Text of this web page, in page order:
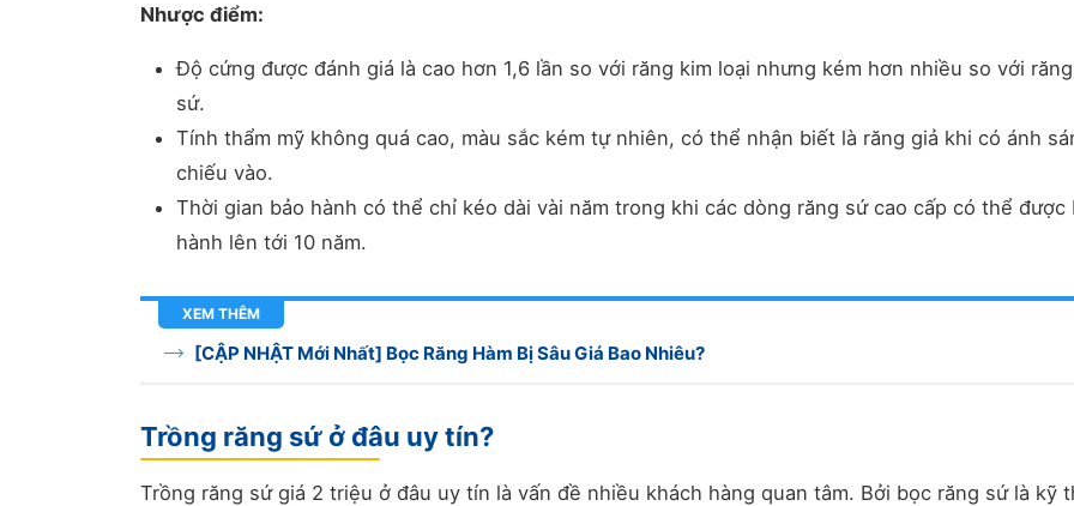
Nhược điểm:
Độ cứng được đánh giá là cao hơn 1,6 lần so với răng kim loại nhưng kém hơn nhiều so với
sứ.
Tính thẩm mỹ không quá cao, màu sắc kém tự nhiên, có thể nhận biết là răng giả khi có ánh
chiếu vào.
Thời gian bảo hành có thể chỉ kéo dài vài năm trong khi các dòng răng sứ cao cấp có thể được
hành lên tới 10 năm.
XEM THÊM
[CẬP NHẬT Mới Nhất] Bọc Răng Hàm Bị Sâu Giá Bao Nhiêu?
Trồng răng sứ ở đâu uy tín?
Trồng răng sứ giá 2 triệu ở đâu uy tín là vấn đề nhiều khách hàng quan tâm. Bởi bọc răng sứ là kỹ